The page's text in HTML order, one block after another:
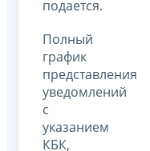
подается.
Полный
график
представления
уведомлений
с
указанием
КБК,